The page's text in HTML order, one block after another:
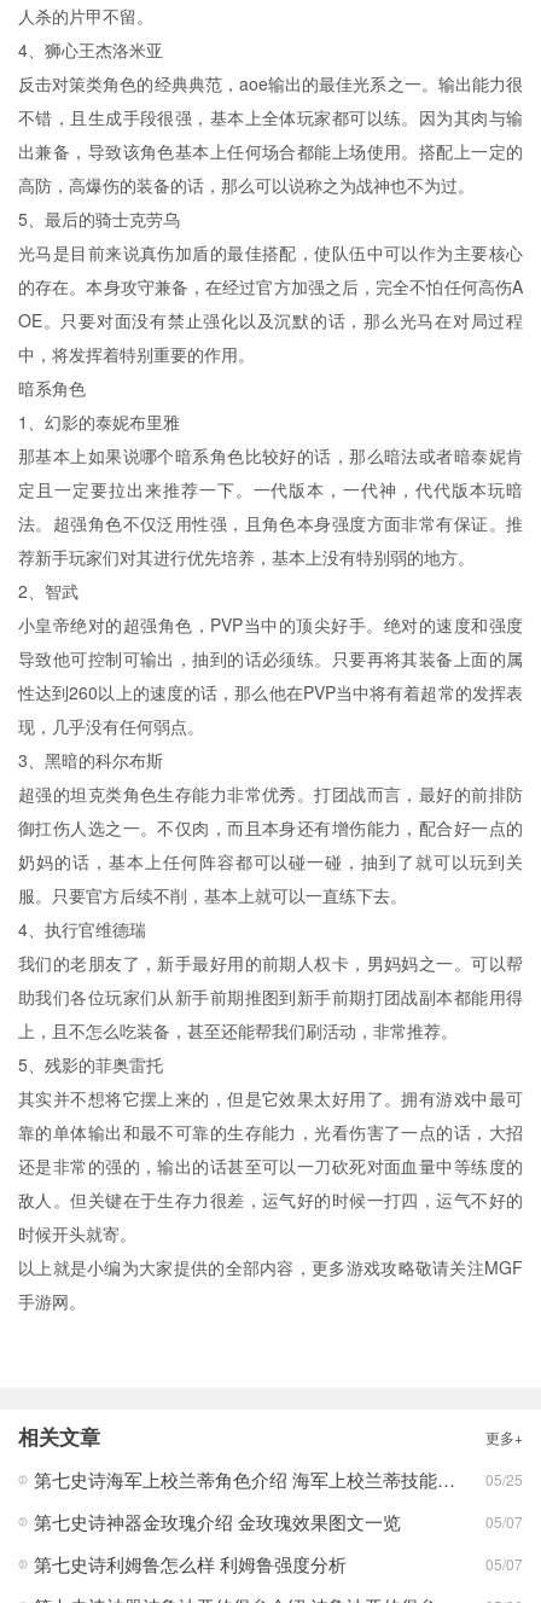
人杀的片甲不留。
4、狮心王杰洛米亚
反击对策类角色的经典典范，aoe输出的最佳光系之一。输出能力很
不错，且生成手段很强，基本上全体玩家都可以练。因为其肉与输
出兼备，导致该角色基本上任何场合都能上场使用。搭配上一定的
高防，高爆伤的装备的话，那么可以说称之为战神也不为过。
5、最后的骑士克劳乌
光马是目前来说真伤加盾的最佳搭配，使队伍中可以作为主要核心
的存在。本身攻守兼备，在经过官方加强之后，完全不怕任何高伤A
OE。只要对面没有禁止强化以及沉默的话，那么光马在对局过程
中，将发挥着特别重要的作用。
暗系角色
1、幻影的泰妮布里雅
那基本上如果说哪个暗系角色比较好的话，那么暗法或者暗泰妮肯
定且一定要拉出来推荐一下。一代版本，一代神，代代版本玩暗
法。超强角色不仅泛用性强，且角色本身强度方面非常有保证。推
荐新手玩家们对其进行优先培养，基本上没有特别弱的地方。
2、智武
小皇帝绝对的超强角色，PVP当中的顶尖好手。绝对的速度和强度
导致他可控制可输出，抽到的话必须练。只要再将其装备上面的属
性达到260以上的速度的话，那么他在PVP当中将有着超常的发挥表
现，几乎没有任何弱点。
3、黑暗的科尔布斯
超强的坦克类角色生存能力非常优秀。打团战而言，最好的前排防
御扛伤人选之一。不仅肉，而且本身还有增伤能力，配合好一点的
奶妈的话，基本上任何阵容都可以碰一碰，抽到了就可以玩到关
服。只要官方后续不削，基本上就可以一直练下去。
4、执行官维德瑞
我们的老朋友了，新手最好用的前期人权卡，男妈妈之一。可以帮
助我们各位玩家们从新手前期推图到新手前期打团战副本都能用得
上，且不怎么吃装备，甚至还能帮我们刷活动，非常推荐。
5、残影的菲奥雷托
其实并不想将它摆上来的，但是它效果太好用了。拥有游戏中最可
靠的单体输出和最不可靠的生存能力，光看伤害了一点的话，大招
还是非常的强的，输出的话甚至可以一刀砍死对面血量中等练度的
敌人。但关键在于生存力很差，运气好的时候一打四，运气不好的
时候开头就寄。
以上就是小编为大家提供的全部内容，更多游戏攻略敬请关注MGF
手游网。
相关文章 更多+
第七史诗海军上校兰蒂角色介绍 海军上校兰蒂技能效果一览 05/25
第七史诗神器金玫瑰介绍 金玫瑰效果图文一览 05/07
第七史诗利姆鲁怎么样 利姆鲁强度分析 05/07